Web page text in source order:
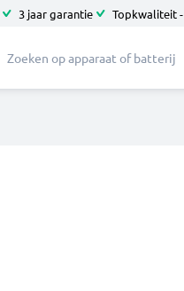
3 jaar garantie Topkwaliteit